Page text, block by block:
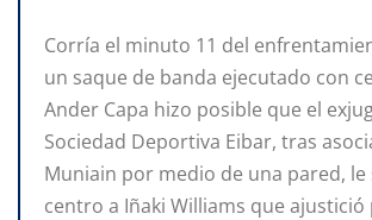
Corría el minuto 11 del
un saque de banda ejecutado con
Ander Capa hizo posible que el
Sociedad Deportiva Eibar, tras
Muniain por medio de una pared, le
centro a Iñaki Williams que ajustició